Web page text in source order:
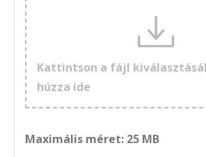
Kattintson a fájl
húzza ide
Maximális méret: 25 MB